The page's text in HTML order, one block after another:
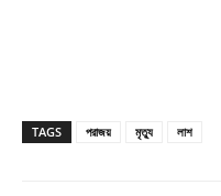
TAGS পরাজয় মৃত্যু লাশ